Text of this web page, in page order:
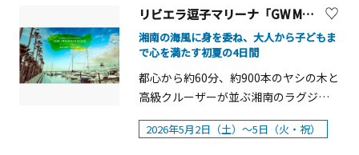
組(小学生まで2名＋保護者1名)※制作し
た絵を複数枚ご持参いただいた場合で
も、記念撮影は1組1枚※アイス＆ワッ
（税込）■販売数量：第1部24組／第2
部24組 ■購入方法：JRE MALLに会員
登録のうえ、JRE MALLチケット「伊湘
を見ることができます。
がら寒川町を理解し親しんでいただく
ことを目的としています。歴史謎解き
ウォーク ―さむかわタイムトラベル―
概要■開催日時：2026年5月3 日（日・
祝）■開催時間：10:00 集合 13:00 まで
タート&amp;ゴール■定員：先着 200
施するほか、絵本や雑貨、ワークショ
ップブースなどが集まるマーケットを
開催します。また、湘南在住の絵本作
家・ヨシタケシンスケさんが手がけた
メインビジュアルにもぜひご注目くだ
山 蔦屋書店で始まった、絵本をつくる
リビエラ逗子マリーナ「GW MARINA 2026」
湘南の海風に身を委ね、大人から子どもま
で心を満たす初夏の4日間
都心から約60分、約900本のヤシの木と
高級クルーザーが並ぶ湘南のラグジュ
アリーリゾート「リビエラ逗子マリー
ナ」では、2026年のゴールデンウィー
2026年5月2日（土）～5日（火・祝）